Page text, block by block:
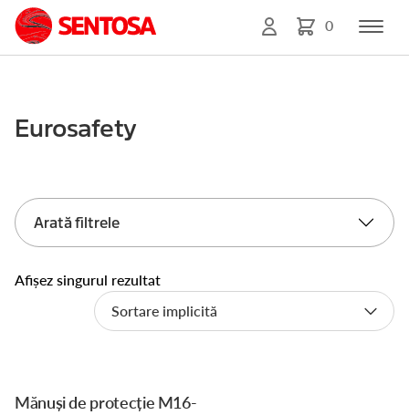
0
Eurosafety
Arată filtrele
Afișez singurul rezultat
Mănuși de protecție M16-